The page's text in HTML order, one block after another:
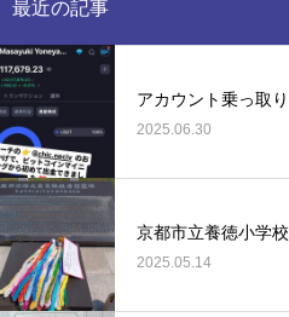
最近の記事
アカウント乗っ取り
2025.06.30
京都市立養徳小学校
2025.05.14